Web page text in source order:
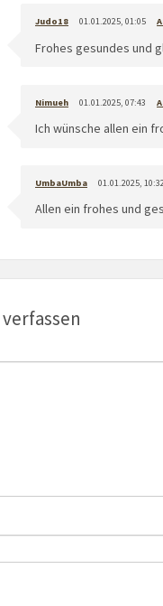
Judo18 01.01.2025, 01:05
Frohes gesundes und
Nimueh 01.01.2025, 07:43
Ich wünsche allen ein
UmbaUmba 01.01.2025,
Allen ein frohes und